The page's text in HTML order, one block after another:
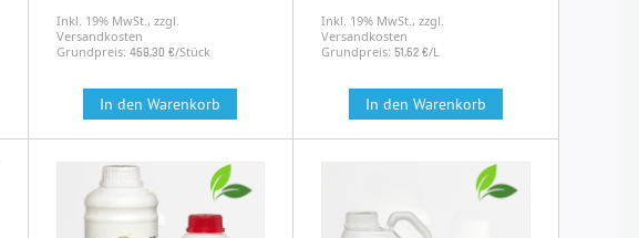
Inkl. 19% MwSt., zzgl.
Versandkosten
Grundpreis: 468,30 €/Stück
In den Warenkorb
Inkl. 19% MwSt., zzgl.
Versandkosten
Grundpreis:51,62 €/L
In den Warenkorb